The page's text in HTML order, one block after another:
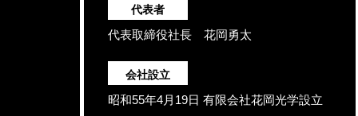
代表者
代表取締役社長 花岡勇太
会社設立
昭和55年4月19日 有限会社花岡光学設立